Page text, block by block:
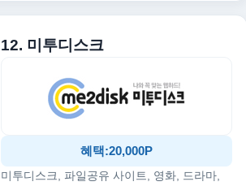
12. 미투디스크
혜택:20,000P
미투디스크, 파일공유 사이트, 영화, 드라마,